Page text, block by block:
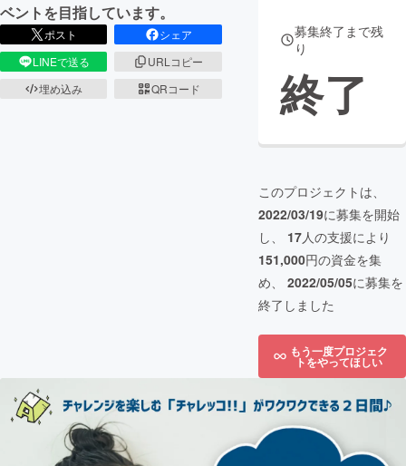
ベントを目指しています。
ポスト
シェア
LINEで送る
URLコピー
埋め込み
QRコード
募集終了まで残
り
終了
このプロジェクトは、
2022/03/19に募集を開始
し、 17人の支援により
151,000円の資金を集
め、 2022/05/05に募集を
終了しました
もう一度プロジェク
トをやってほしい